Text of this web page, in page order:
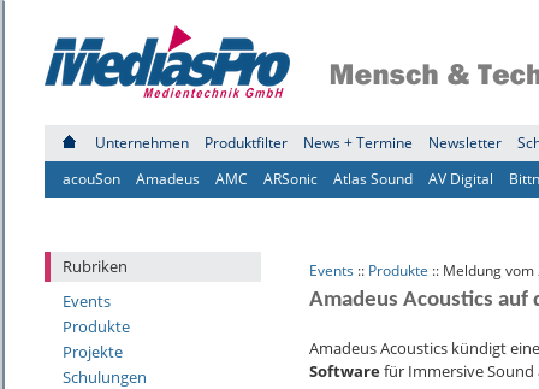
Unternehmen Produktfilter News + Termine Newsletter
acouSon
Amadeus AMC ARSonic Atlas Sound AV Digital
Rubriken
Events
Produkte
Projekte
Schulungen
Events :: Produkte :: Meldung vom
Amadeus Acoustics auf
Amadeus Acoustics kündigt
Softwarefür Immersive Sound